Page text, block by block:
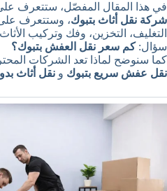
في هذا المقال المفصّل، ستتعرف على
شركة نقل أثاث بتبوك، وستتعرف
التغليف، التخزين، وفك وتركيب
سؤال:كم سعر نقل العفش بتبوك؟
كما سنوضح لماذا تعد الشركات
نقل عفش سريع بتبوك و نقل أثاث